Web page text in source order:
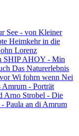
See - von Kleiner
Heimkehr in die
Lorenz
SHIP AHOY - Min
Das Naturerlebnis
Wi fohrn wenn Nei
Amrum - Porträt
Arno Strobel - Die
- Paula an di Amrum